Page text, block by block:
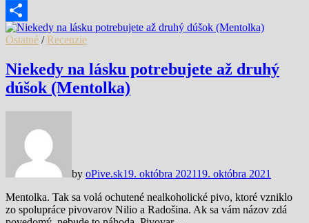
Email
Share
Ostatné / Recenzie
Niekedy na lásku potrebujete až druhý
dúšok (Mentolka)
by oPive.sk19. októbra 202119. októbra 2021
Mentolka. Tak sa volá ochutené nealkoholické pivo, ktoré vzniklo
zo spolupráce pivovarov Nilio a Radošina. Ak sa vám názov zdá